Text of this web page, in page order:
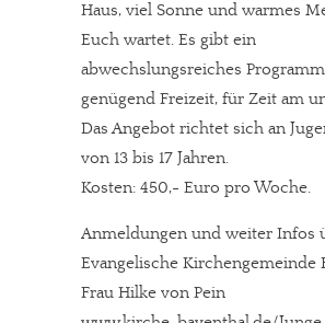
Haus, viel Sonne und warmes
Euch wartet. Es gibt ein
abwechslungsreiches
genügend Freizeit, für Zeit am
Das Angebot richtet sich an
von 13 bis 17 Jahren.
Kosten: 450,- Euro pro Woche.
Anmeldungen und weiter Infos
Evangelische Kirchengemeinde
Frau Hilke von Pein